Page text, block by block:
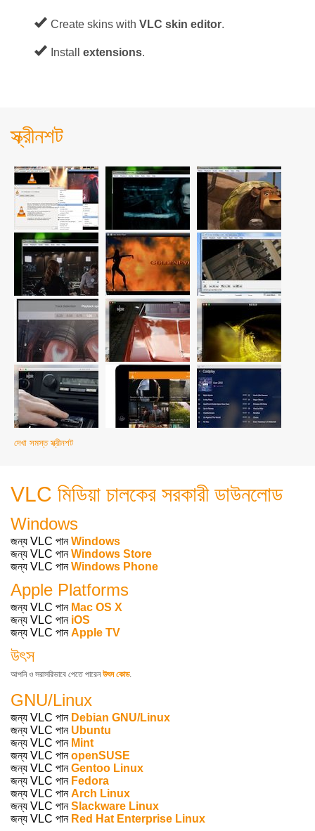
Create skins with VLC skin editor.
Install extensions.
স্ক্রীনশট
দেখা সমস্ত স্ক্রীনশট
VLC মিডিয়া চালকের সরকারী ডাউনলোড
Windows
জন্য VLC পানWindows
জন্য VLC পানWindows Store
জন্য VLC পানWindows Phone
Apple Platforms
জন্য VLC পান Mac OS X
জন্য VLC পান iOS
জন্য VLC পানApple TV
উৎস
আপনি ও সরাসরিভাবে পেতে পারেনউৎ‍স কোড.
GNU/Linux
জন্য VLC পান Debian GNU/Linux
জন্য VLC পান Ubuntu
জন্য VLC পান Mint
জন্য VLC পানopenSUSE
জন্য VLC পানGentoo Linux
জন্য VLC পান Fedora
জন্য VLC পানArch Linux
জন্য VLC পানSlackware Linux
জন্য VLC পান Red Hat Enterprise Linux